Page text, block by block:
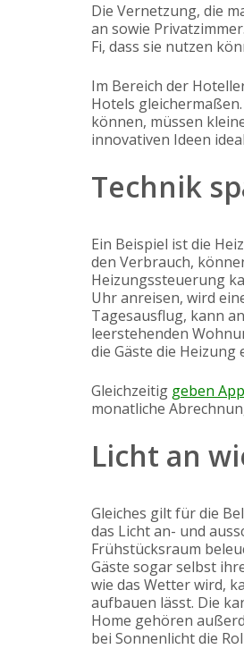
Die Vernetzung, die
an sowie
Fi, dass sie nutzen
Im Bereich der
Hotels
können, müssen
innovativen Ideen
Technik
Ein Beispiel ist die
den Verbrauch,
Heizungssteuerung
Uhr anreisen, wird
Tagesausflug, kann
leerstehenden
die Gäste die Heizung
Gleichzeitig geben
monatliche
Licht an
Gleiches gilt für die
das Licht an- und
Frühstücksraum
Gäste sogar selbst
wie das Wetter wird,
aufbauen lässt. Die
Home gehören
bei Sonnenlicht die